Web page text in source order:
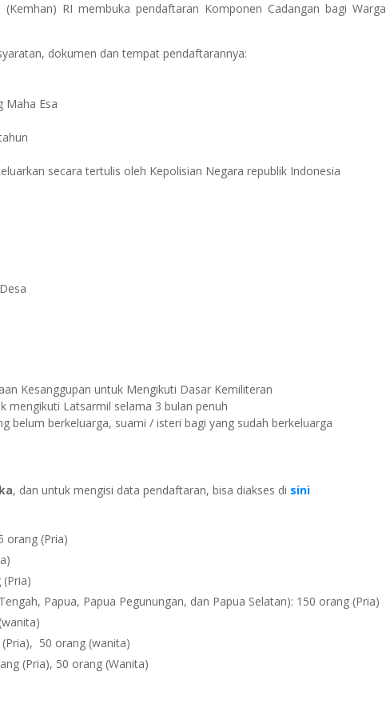
RI membuka pendaftaran Komponen Cadangan bagi Warga
dokumen dan tempat pendaftarannya:
Maha Esa
secara tertulis oleh Kepolisian Negara republik Indonesia
Kesanggupan untuk Mengikuti Dasar Kemiliteran
mengikuti Latsarmil selama 3 bulan penuh
belum berkeluarga, suami / isteri bagi yang sudah berkeluarga
, dan untuk mengisi data pendaftaran, bisa diakses di sini
orang (Pria)
Papua, Papua Pegunungan, dan Papua Selatan): 150 orang (Pria)
50 orang (wanita)
(Pria), 50 orang (Wanita)